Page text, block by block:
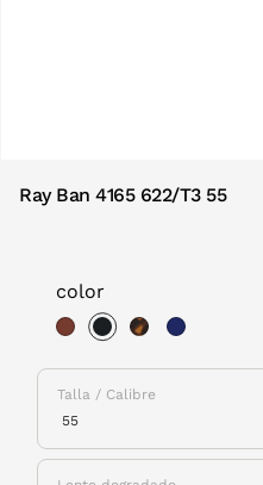
Ray Ban 4165 622/T3 55
color
Talla / Calibre